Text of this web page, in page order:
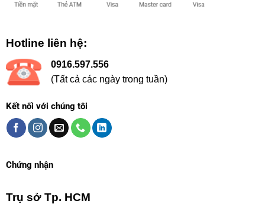
Hotline liên hệ:
0916.597.556
(Tất cả các ngày trong tuần)
Kết nối với chúng tôi
Chứng nhận
Trụ sở Tp. HCM